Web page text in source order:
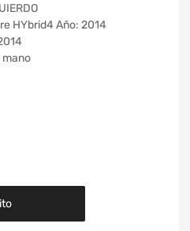
HYbrid4 Año: 2014
mano